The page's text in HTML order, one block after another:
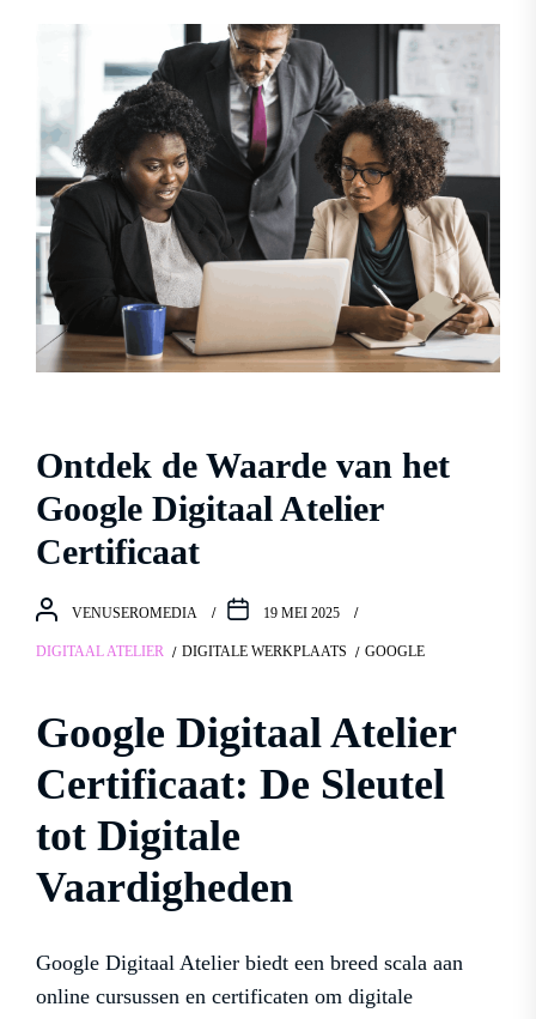
Ontdek de Waarde van het
Google Digitaal Atelier
Certificaat
VENUSEROMEDIA 19 MEI 2025
DIGITAAL ATELIER DIGITALE WERKPLAATS GOOGLE
Google Digitaal Atelier
Certificaat: De Sleutel
tot Digitale
Vaardigheden
Google Digitaal Atelier biedt een breed scala aan
online cursussen en certificaten om digitale